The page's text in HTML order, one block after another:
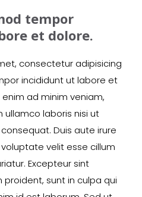
tempor
et dolore.
consectetur adipisicing
incididunt ut labore et
ad minim veniam,
ullamco laboris nisi ut
Duis aute irure
velit esse cillum
Excepteur sint
sunt in culpa qui